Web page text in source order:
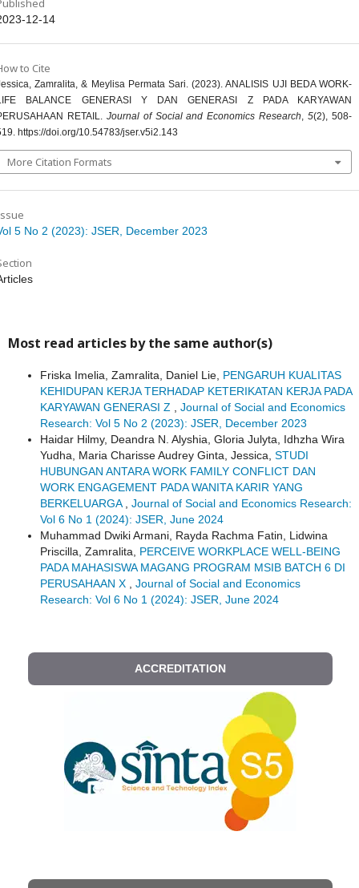
12-14
to Cite
Zamralita, & Meylisa Permata Sari. (2023). ANALISIS UJI BEDA WORK-
BALANCE GENERASI Y DAN GENERASI Z PADA KARYAWAN
RETAIL. Journal of Social and Economics Research,5(2), 508-
https://doi.org/10.54783/jser.v5i2.143
More Citation Formats
5 No 2 (2023): JSER, December 2023
Most read articles by the same author(s)
Friska Imelia, Zamralita, Daniel Lie, PENGARUH KUALITAS
KEHIDUPAN KERJA TERHADAP KETERIKATAN KERJA PADA
KARYAWAN GENERASI Z
Journal of Social and Economics
Research: Vol 5 No 2 (2023): JSER, December 2023
Haidar Hilmy, Deandra N. Alyshia, Gloria Julyta, Idhzha Wira
Yudha, Maria Charisse Audrey Ginta, Jessica, STUDI
HUBUNGAN ANTARA WORK FAMILY CONFLICT DAN
WORK ENGAGEMENT PADA WANITA KARIR YANG
BERKELUARGA
Journal of Social and Economics Research:
Vol 6 No 1 (2024): JSER, June 2024
Muhammad Dwiki Armani, Rayda Rachma Fatin, Lidwina
Priscilla, Zamralita, PERCEIVE WORKPLACE WELL-BEING
PADA MAHASISWA MAGANG PROGRAM MSIB BATCH 6 DI
PERUSAHAAN X
Journal of Social and Economics
Research: Vol 6 No 1 (2024): JSER, June 2024
ACCREDITATION